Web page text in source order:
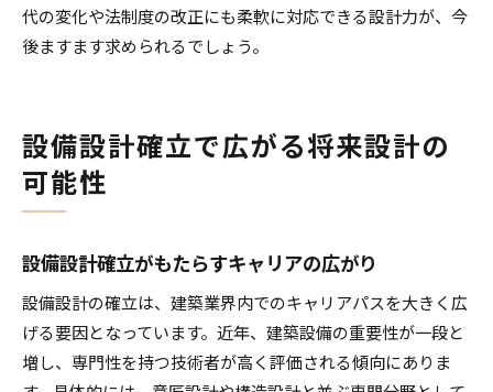
代の変化や法制度の改正にも柔軟に対応できる設計力が、今
後ますます求められるでしょう。
設備設計確立で広がる将来設計の
可能性
設備設計確立がもたらすキャリアの広がり
設備設計の確立は、建築業界内でのキャリアパスを大きく広
げる要因となっています。近年、建築設備の重要性が一段と
増し、専門性を持つ技術者が高く評価される傾向にありま